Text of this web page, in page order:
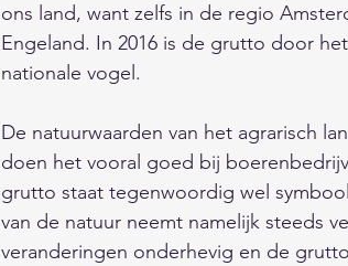
ons land, want zelfs in de regio
Engeland. In 2016 is de grutto door
nationale vogel.
De natuurwaarden van het agrarisch
doen het vooral goed bij
grutto staat tegenwoordig wel
van de natuur neemt namelijk steeds
veranderingen onderhevig en de